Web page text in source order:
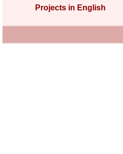
Projects in English